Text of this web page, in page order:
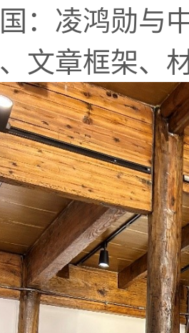
国：凌鸿勋
文章框架、